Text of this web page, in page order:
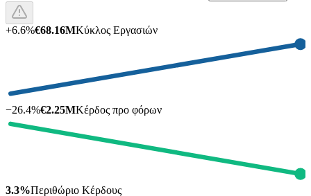
+6.6%€68.16MΚύκλος Εργασιών
−26.4%€2.25MΚέρδος προ φόρων
3.3%Περιθώριο Κέρδους